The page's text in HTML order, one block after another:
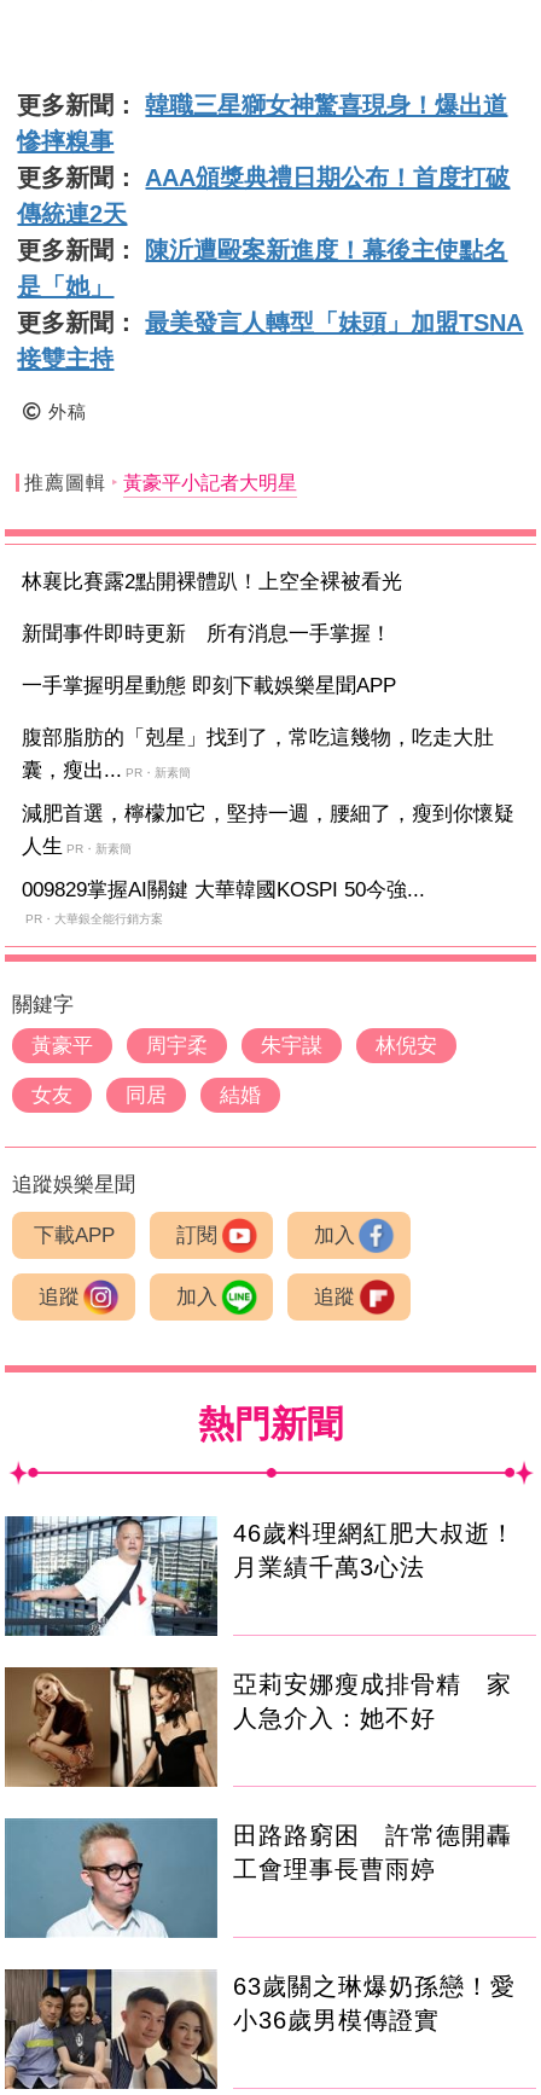
更多新聞：韓職三星獅女神驚喜現身！爆出道
慘摔糗事
更多新聞： AAA頒獎典禮日期公布！首度打破
傳統連2天
更多新聞：
陳沂遭毆案新進度！幕後主使點名
是「她」
更多新聞：最美發言人轉型「妹頭」加盟TSNA
接雙主持
外稿
推薦圖輯 黃豪平小記者大明星
林襄比賽露2點開裸體趴！上空全裸被看光
新聞事件即時更新 所有消息一手掌握！
一手掌握明星動態 即刻下載娛樂星聞APP
腹部脂肪的「剋星」找到了，常吃這幾物，吃走大肚
囊，瘦出... PR・新素簡
減肥首選，檸檬加它，堅持一週，腰細了，瘦到你懷疑
人生 PR・新素簡
009829掌握AI關鍵 大華韓國KOSPI 50今強...
PR・大華銀全能行銷方案
關鍵字
黃豪平
周宇柔 朱宇謀 林倪安
女友 同居 結婚
追蹤娛樂星聞
下載APP 訂閱 加入
追蹤 加入 追蹤
熱門新聞
46歲料理網紅肥大叔逝！
月業績千萬3心法
亞莉安娜瘦成排骨精 家
人急介入：她不好
田路路窮困 許常德開轟
工會理事長曹雨婷
63歲關之琳爆奶孫戀！愛
小36歲男模傳證實